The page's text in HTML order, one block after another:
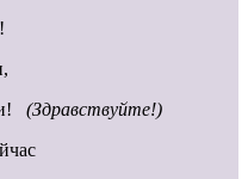
(Здравствуйте!)